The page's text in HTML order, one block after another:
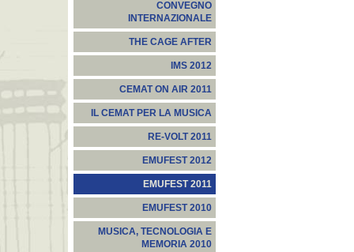
CONVEGNO
INTERNAZIONALE
THE CAGE AFTER
IMS 2012
CEMAT ON AIR 2011
IL CEMAT PER LA MUSICA
RE-VOLT 2011
EMUFEST 2012
EMUFEST 2011
EMUFEST 2010
MUSICA, TECNOLOGIA E
MEMORIA 2010